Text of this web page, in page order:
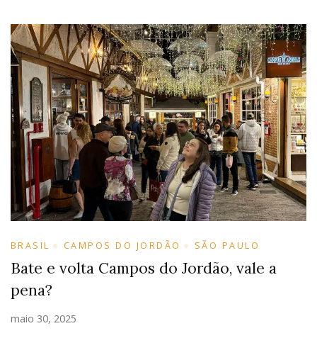
BRASIL CAMPOS DO JORDÃO SÃO PAULO
Bate e volta Campos do Jordão, vale a
pena?
maio 30, 2025